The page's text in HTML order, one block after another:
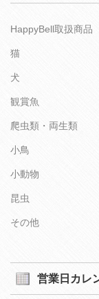
HappyBell取扱商品
猫
犬
観賞魚
爬虫類・両生類
小鳥
小動物
昆虫
その他
営業日カレ